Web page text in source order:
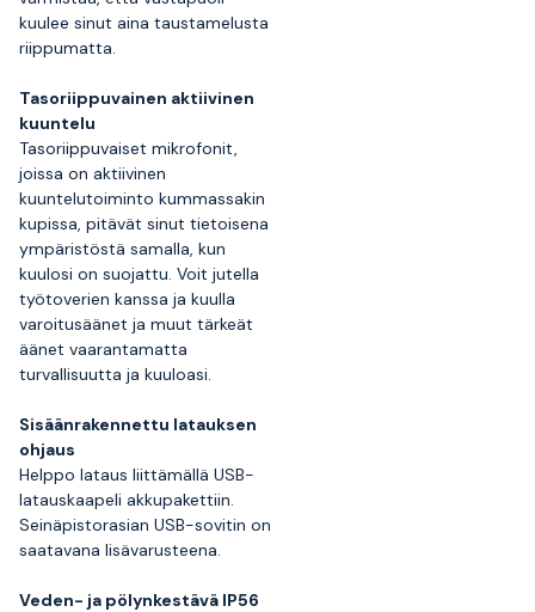
kuulee sinut aina taustamelusta
riippumatta.
Tasoriippuvainen aktiivinen
kuuntelu
Tasoriippuvaiset mikrofonit,
joissa on aktiivinen
kuuntelutoiminto kummassakin
kupissa, pitävät sinut tietoisena
ympäristöstä samalla, kun
kuulosi on suojattu. Voit jutella
työtoverien kanssa ja kuulla
varoitusäänet ja muut tärkeät
äänet vaarantamatta
turvallisuutta ja kuuloasi.
Sisäänrakennettu latauksen
ohjaus
Helppo lataus liittämällä USB-
latauskaapeli akkupakettiin.
Seinäpistorasian USB-sovitin on
saatavana lisävarusteena.
Veden- ja pölynkestävä IP56